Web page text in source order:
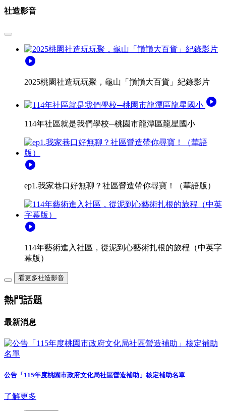
社造影音
play_circle
2025桃園社造玩玩聚，龜山「嵿嵿大百貨」紀錄影片
play_circle
114年社區就是我們學校─桃園市龍潭區龍星國小
play_circle
ep1.我家巷口好無聊？社區營造帶你尋寶！（華語版）
play_circle
114年藝術進入社區，從泥到心藝術扎根的旅程（中英字
幕版）
看更多社造影音
熱門話題
最新消息
公告「115年度桃園市政府文化局社區營造補助」核定補助名單
了解更多